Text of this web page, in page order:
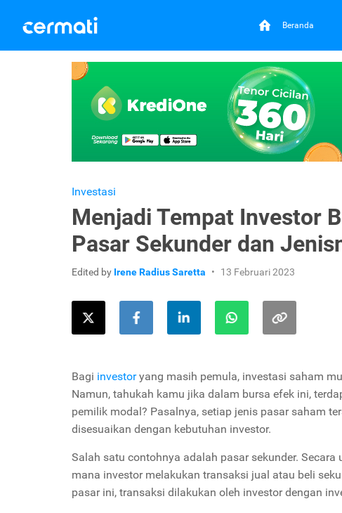
Beranda
Investasi
Menjadi Tempat Investor
Pasar Sekunder dan
Edited by Irene Radius Saretta 13 Februari 2023
Bagi investoryang masih pemula, investasi saham
Namun, tahukah kamu jika dalam bursa efek ini,
pemilik modal? Pasalnya, setiap jenis pasar saham
disesuaikan dengan kebutuhan investor.
Salah satu contohnya adalah pasar sekunder.
mana investor melakukan transaksi jual atau beli
pasar ini, transaksi dilakukan oleh investor dengan